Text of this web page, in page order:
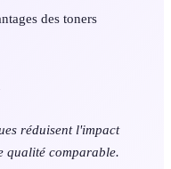
des toners
réduisent l'impact
qualité comparable.